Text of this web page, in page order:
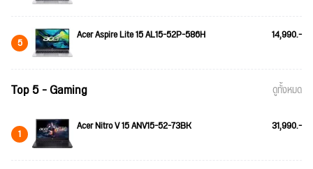
5 Acer Aspire Lite 15 AL15-52P-586H 14,990.-
Top 5 - Gaming ดูทั้งหมด
1 Acer Nitro V 15 ANV15-52-73BK 31,990.-